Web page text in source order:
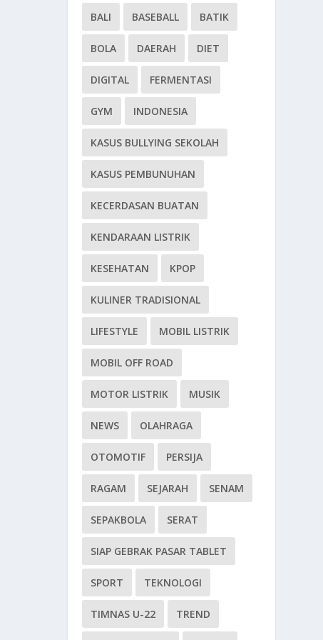
BALI BASEBALL BATIK
BOLA DAERAH DIET
DIGITAL FERMENTASI
GYM INDONESIA
KASUS BULLYING SEKOLAH
KASUS PEMBUNUHAN
KECERDASAN BUATAN
KENDARAAN LISTRIK
KESEHATAN KPOP
KULINER TRADISIONAL
LIFESTYLE MOBIL LISTRIK
MOBIL OFF ROAD
MOTOR LISTRIK MUSIK
NEWS OLAHRAGA
OTOMOTIF PERSIJA
RAGAM SEJARAH SENAM
SEPAKBOLA SERAT
SIAP GEBRAK PASAR TABLET
SPORT TEKNOLOGI
TIMNAS U-22 TREND